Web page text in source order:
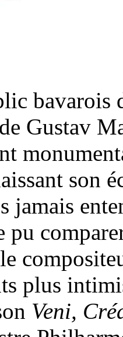
Gustav
son
jamais
pu
plus
Veni,